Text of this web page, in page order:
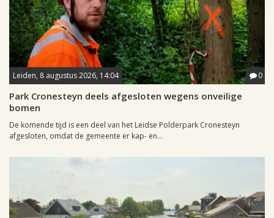
Leiden, 8 augustus 2026, 14:04 0
Park Cronesteyn deels afgesloten wegens onveilige
bomen
De komende tijd is een deel van het Leidse Polderpark Cronesteyn
afgesloten, omdat de gemeente er kap- en...